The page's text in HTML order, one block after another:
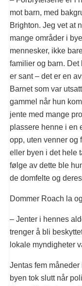
mot barn, med
Brighton. Jeg vet at
mange områder i
mennesker, ikke
familier og barn. Det
er sant – det er en
Barnet som var
gammel når hun
jente med mange
plassere henne i en
opp, uten venner og
eller byen i det hele
følge av dette ble
de domfelte og
Dommer Roach la
– Jenter i hennes
trenger å bli
lokale myndigheter
Jentas fem
byen tok slutt når